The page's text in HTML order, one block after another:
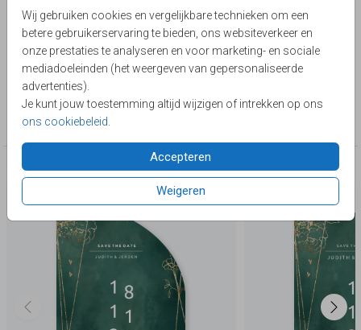
Wij gebruiken cookies en vergelijkbare technieken om een
betere gebruikerservaring te bieden, ons websiteverkeer en
onze prestaties te analyseren en voor marketing- en sociale
mediadoeleinden (het weergeven van gepersonaliseerde
advertenties).
Je kunt jouw toestemming altijd wijzigen of intrekken op ons
ons cookiebeleid
Accepteren
Weigeren
lijnen staan vast je hoeft alleen maar zelf te vullen met
jullie eigen tekst en icoontjes. Teksten kleur zijn allemaal
aan te passen. Zelf maken. Voor meer icoontjes kijk in
onze editor onder 'Symbolen -Trouwen' 'Tekst ballon' enz.
Toon meer
Lievez
Collectie
Trouwkaarten met een stansvorm
Deze producten zijn wellicht ook iets voor je